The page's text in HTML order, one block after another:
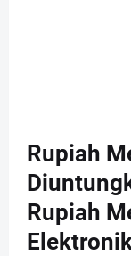
Rupiah
Rupiah